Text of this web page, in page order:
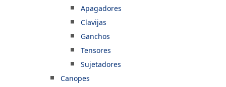
Apagadores
Clavijas
Ganchos
Tensores
Sujetadores
Canopes